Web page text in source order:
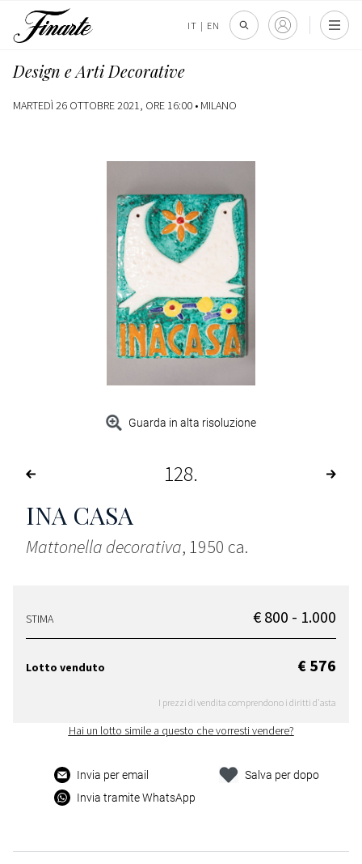
IT | EN
Design e Arti Decorative
MARTEDÌ 26 OTTOBRE 2021, ORE 16:00 • MILANO
Guarda in alta risoluzione
128
INA CASA
Mattonella decorativa, 1950 ca.
STIMA € 800 - 1.000
Lotto venduto € 576
I prezzi di vendita comprendono i diritti d'asta
Hai un lotto simile a questo che vorresti vendere?
Invia per email
Invia tramite WhatsApp
Salva per dopo